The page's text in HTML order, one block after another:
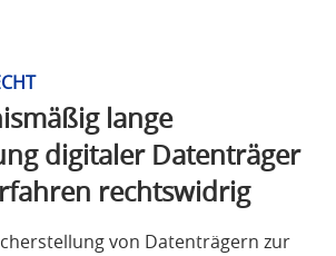
lange
digitaler Datenträger
rechtswidrig
von Datenträgern zur